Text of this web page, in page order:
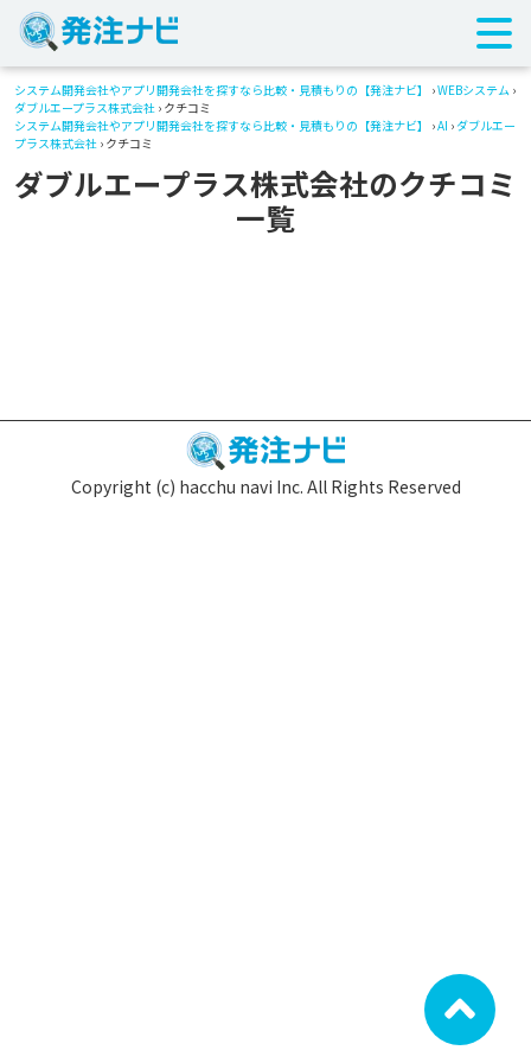
システム開発会社やアプリ開発会社を探すなら比較・見積もりの【発注ナビ】 ›WEBシステム ›
ダブルエープラス株式会社 › クチコミ
システム開発会社やアプリ開発会社を探すなら比較・見積もりの【発注ナビ】
›AI ›ダブルエー
プラス株式会社 › クチコミ
ダブルエープラス株式会社のクチコミ
一覧
Copyright (c) hacchu navi Inc. All Rights Reserved